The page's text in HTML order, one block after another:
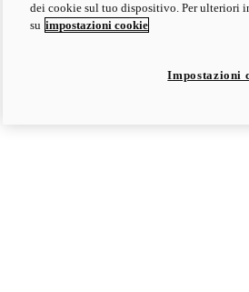
dei cookie sul tuo dispositivo. Per ulteriori
su impostazioni cookie
Impostazioni